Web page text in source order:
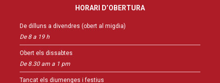
HORARI D’OBERTURA
De dilluns a divendres (obert al migdia)
De 8 a 19 h
Obert els dissabtes
De 8.30 am a 1 pm
Tancat els diumenges i festius